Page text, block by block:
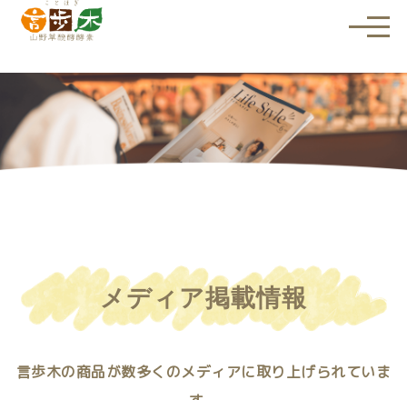
ニ
を
開
く
メディア掲載情報
言歩木の商品が数多くのメディアに取り上げられていま